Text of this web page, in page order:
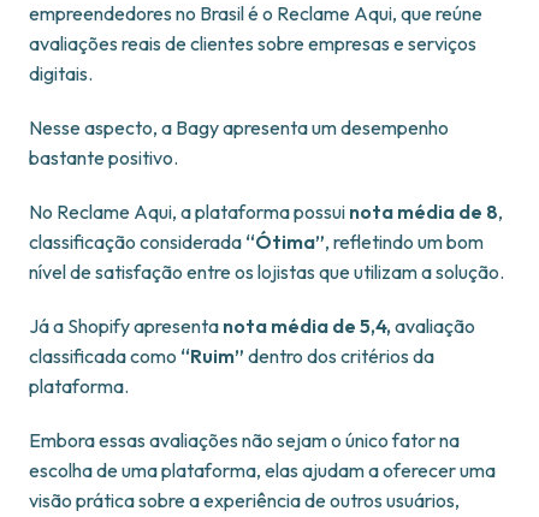
empreendedores no Brasil é o Reclame Aqui, que reúne
avaliações reais de clientes sobre empresas e serviços
digitais.
Nesse aspecto, a Bagy apresenta um desempenho
bastante positivo.
No Reclame Aqui, a plataforma possui nota média de 8,
classificação considerada “Ótima”, refletindo um bom
nível de satisfação entre os lojistas que utilizam a solução.
Já a Shopify apresenta nota média de 5,4, avaliação
classificada como “Ruim” dentro dos critérios da
plataforma.
Embora essas avaliações não sejam o único fator na
escolha de uma plataforma, elas ajudam a oferecer uma
visão prática sobre a experiência de outros usuários,